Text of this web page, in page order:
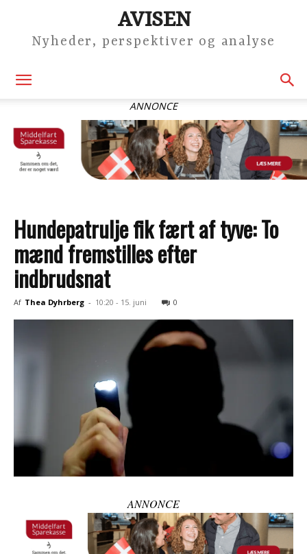
AVISEN
Nyheder, perspektiver og analyse
ANNONCE
Hundepatrulje fik fært af tyve: To
mænd fremstilles efter
indbrudsnat
Af Thea Dyhrberg - 10:20 - 15. juni 0
ANNONCE